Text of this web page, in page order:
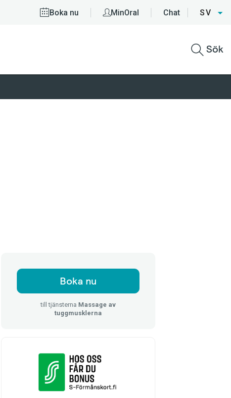
Boka nu MinOral Chat SV
Sök
Boka nu
till tjänsterna Massage av
tuggmusklerna